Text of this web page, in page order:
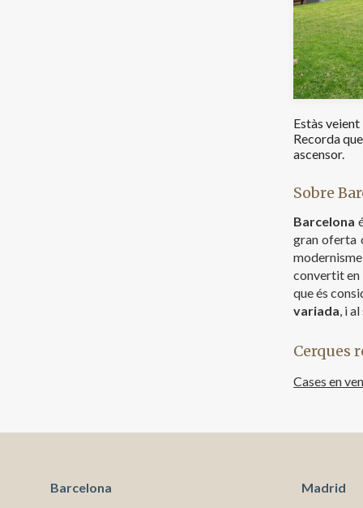
Estàs veient
Recorda
ascensor.
Sobre
Barcelona
gran oferta
convertit en
que és
variada, i
Cerques
Cases en
Barcelona
Madrid